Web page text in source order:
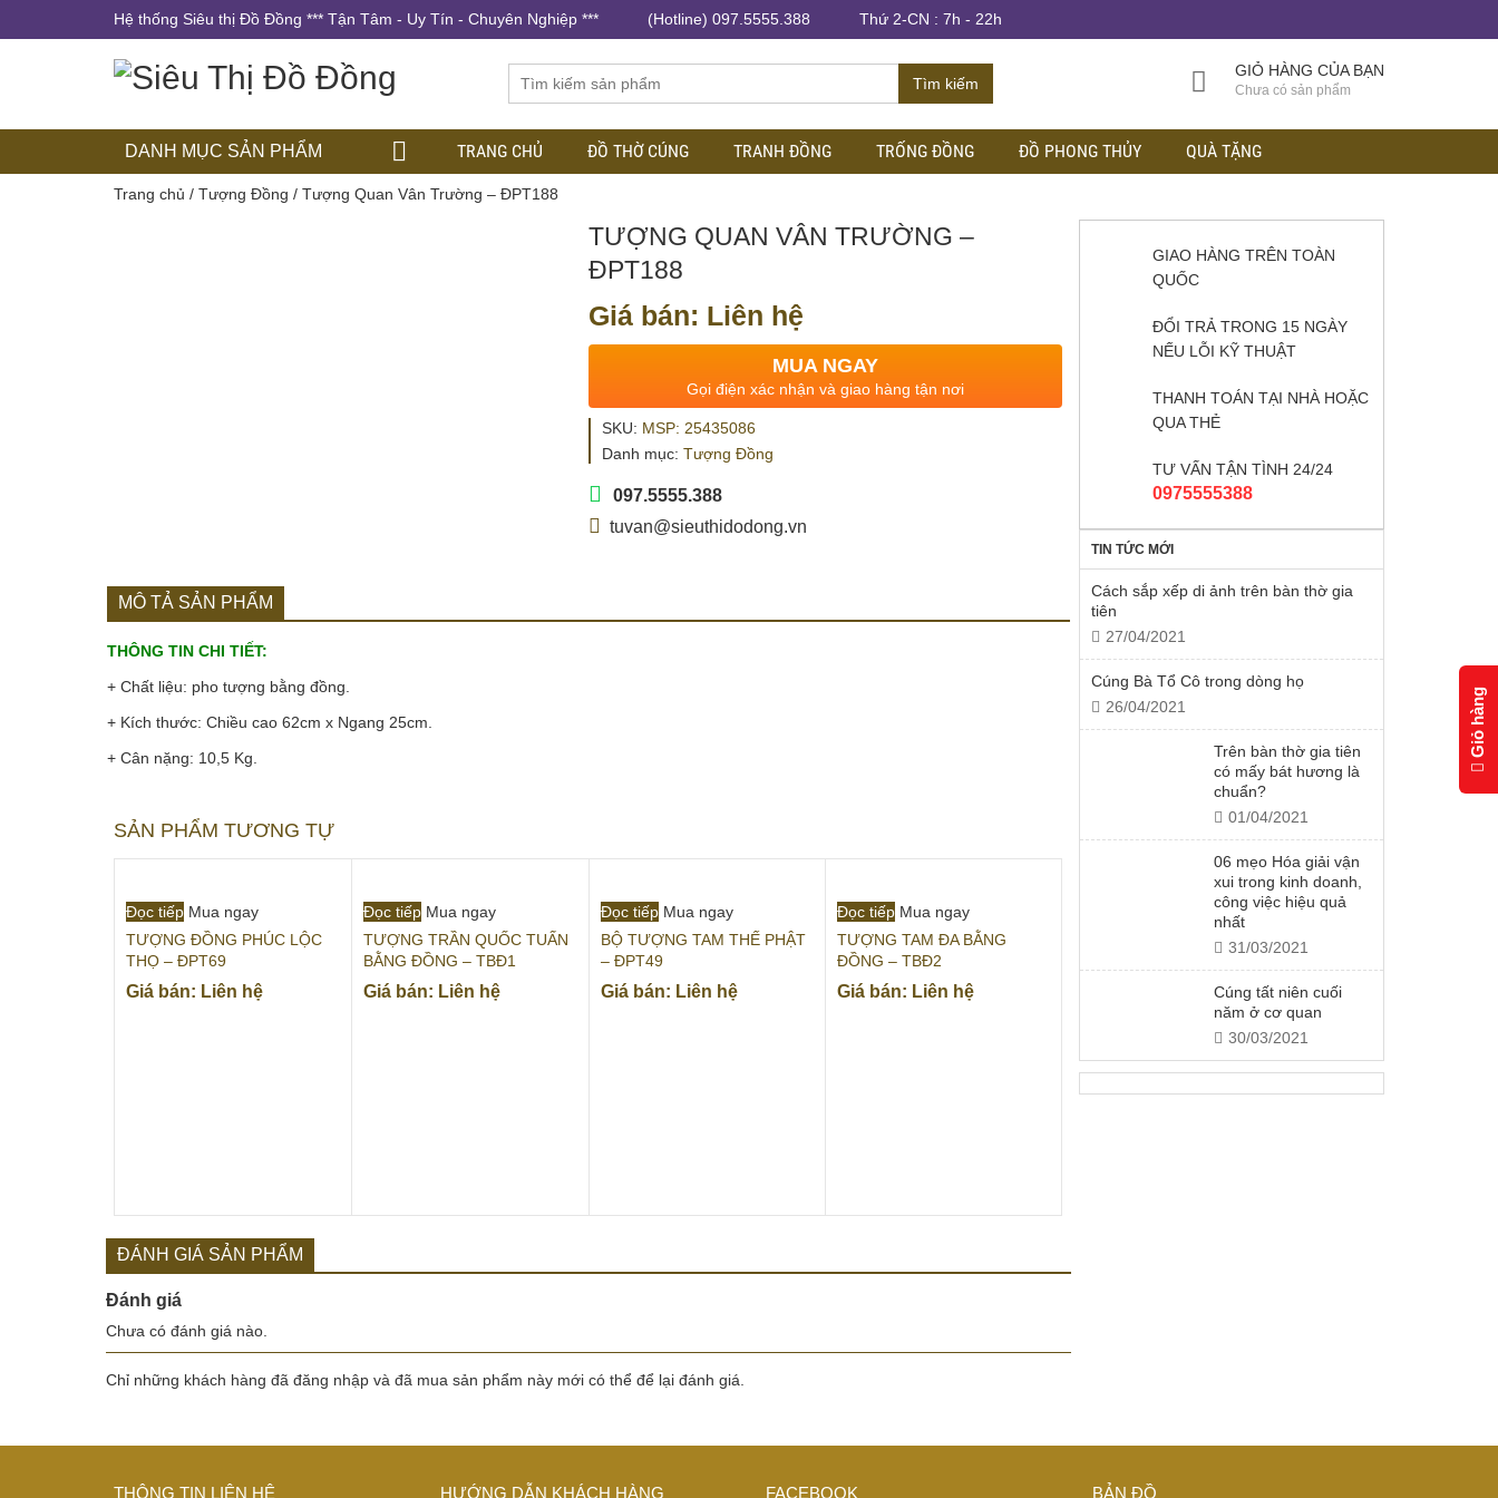
Hệ thống Siêu thị Đồ Đồng *** Tận Tâm - Uy Tín - Chuyên Nghiệp *** (Hotline) 097.5555.388 Thứ 2-CN : 7h - 22h
Tìm kiếm
GIỎ HÀNG CỦA BẠN
Chưa có sản phẩm
DANH MỤC SẢN PHẨM TRANG CHỦ ĐỒ THỜ CÚNG TRANH ĐỒNG TRỐNG ĐỒNG ĐỒ PHONG THỦY QUÀ TẶNG
Trang chủ / Tượng Đồng / Tượng Quan Vân Trường – ĐPT188
TƯỢNG QUAN VÂN TRƯỜNG –
ĐPT188
Giá bán: Liên hệ
MUA NGAY
Gọi điện xác nhận và giao hàng tận nơi
SKU: MSP: 25435086
Danh mục: Tượng Đồng
097.5555.388
tuvan@sieuthidodong.vn
MÔ TẢ SẢN PHẨM
THÔNG TIN CHI TIẾT:
+ Chất liệu: pho tượng bằng đồng.
+ Kích thước: Chiều cao 62cm x Ngang 25cm.
+ Cân nặng: 10,5 Kg.
SẢN PHẨM TƯƠNG TỰ
Đọc tiếp Mua ngay
TƯỢNG ĐỒNG PHÚC LỘC
THỌ – ĐPT69
Giá bán: Liên hệ
Đọc tiếp Mua ngay
TƯỢNG TRẦN QUỐC TUẤN
BẰNG ĐỒNG – TBĐ1
Giá bán: Liên hệ
Đọc tiếp Mua ngay
BỘ TƯỢNG TAM THẾ PHẬT
– ĐPT49
Giá bán: Liên hệ
Đọc tiếp Mua ngay
TƯỢNG TAM ĐA BẰNG
ĐỒNG – TBĐ2
Giá bán: Liên hệ
ĐÁNH GIÁ SẢN PHẨM
Đánh giá
Chưa có đánh giá nào.
Chỉ những khách hàng đã đăng nhập và đã mua sản phẩm này mới có thể để lại đánh giá.
GIAO HÀNG TRÊN TOÀN
QUỐC
ĐỔI TRẢ TRONG 15 NGÀY
NẾU LỖI KỸ THUẬT
THANH TOÁN TẠI NHÀ HOẶC
QUA THẺ
TƯ VẤN TẬN TÌNH 24/24
0975555388
TIN TỨC MỚI
Cách sắp xếp di ảnh trên bàn thờ gia
tiên
27/04/2021
Cúng Bà Tổ Cô trong dòng họ
26/04/2021
Trên bàn thờ gia tiên
có mấy bát hương là
chuẩn?
01/04/2021
06 mẹo Hóa giải vận
xui trong kinh doanh,
công việc hiệu quả
nhất
31/03/2021
Cúng tất niên cuối
năm ở cơ quan
30/03/2021
THÔNG TIN LIÊN HỆ HƯỚNG DẪN KHÁCH HÀNG FACEBOOK BẢN ĐỒ
Giỏ hàng